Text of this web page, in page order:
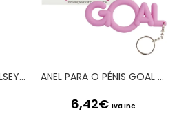
ANEL VIBRATÓRIO BULLSEYE COM APP SATISFYER AZUL ESCURO ANEL PARA O PÉNIS GOAL ROSA
6,42€ Iva Inc.